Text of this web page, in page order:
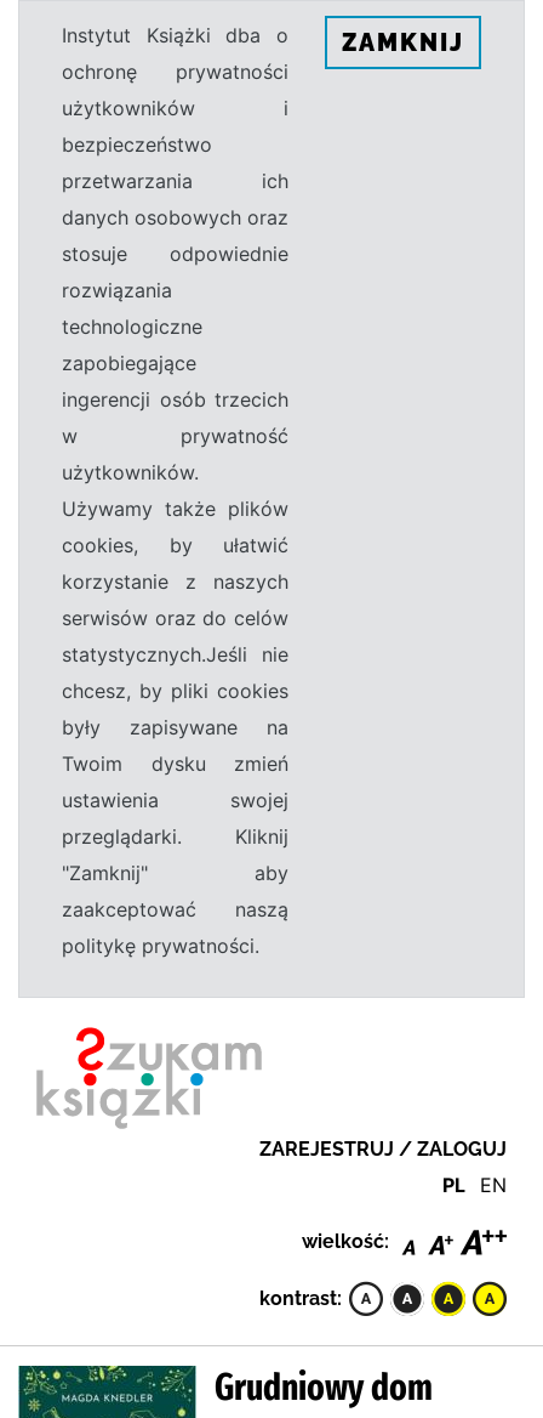
Instytut Książki dba o
ochronę prywatności
użytkowników i
bezpieczeństwo
przetwarzania ich
danych osobowych oraz
stosuje odpowiednie
rozwiązania
technologiczne
zapobiegające
ingerencji osób trzecich
w prywatność
użytkowników.
Używamy także plików
cookies, by ułatwić
korzystanie z naszych
serwisów oraz do celów
statystycznych.Jeśli nie
chcesz, by pliki cookies
były zapisywane na
Twoim dysku zmień
ustawienia swojej
przeglądarki. Kliknij
"Zamknij" aby
zaakceptować naszą
politykę prywatności.
ZAMKNIJ
ZAREJESTRUJ / ZALOGUJ
PL EN
wielkość:
kontrast:
Grudniowy dom